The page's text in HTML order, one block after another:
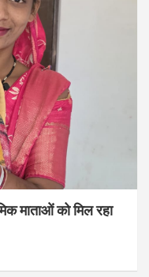
माताओं को मिल रहा